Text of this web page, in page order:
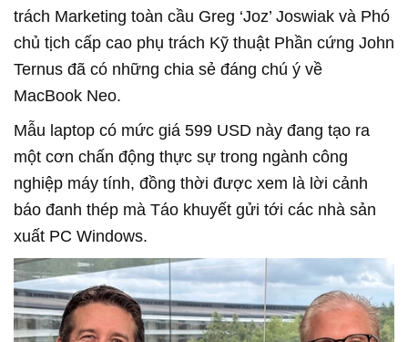
trách Marketing toàn cầu Greg ‘Joz’ Joswiak và Phó
chủ tịch cấp cao phụ trách Kỹ thuật Phần cứng John
Ternus đã có những chia sẻ đáng chú ý về
MacBook Neo.
Mẫu laptop có mức giá 599 USD này đang tạo ra
một cơn chấn động thực sự trong ngành công
nghiệp máy tính, đồng thời được xem là lời cảnh
báo đanh thép mà Táo khuyết gửi tới các nhà sản
xuất PC Windows.